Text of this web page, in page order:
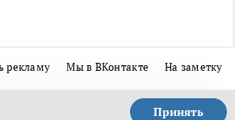
рекламу Мы в ВКонтакте На заметку
Принять